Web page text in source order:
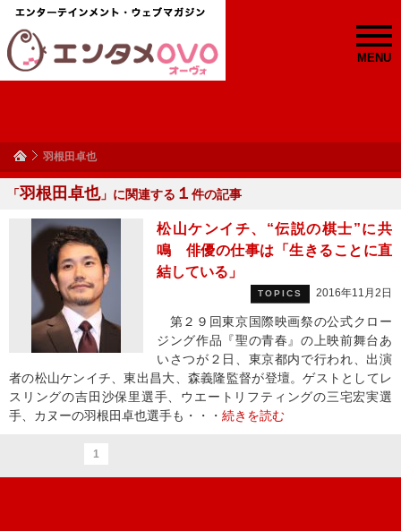
MENU
羽根田卓也
「羽根田卓也」に関連する １ 件の記事
松山ケンイチ、“伝説の棋士”に共
鳴 俳優の仕事は「生きることに直
結している」
TOPICS 2016年11月2日
第２９回東京国際映画祭の公式クロー
ジング作品『聖の青春』の上映前舞台あ
いさつが２日、東京都内で行われ、出演
者の松山ケンイチ、東出昌大、森義隆監督が登壇。ゲストとしてレ
スリングの吉田沙保里選手、ウエートリフティングの三宅宏実選
手、カヌーの羽根田卓也選手も・・・ 続きを読む
1